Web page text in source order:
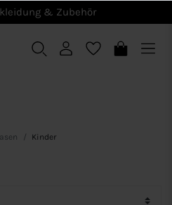
& Zubehör
Kinder